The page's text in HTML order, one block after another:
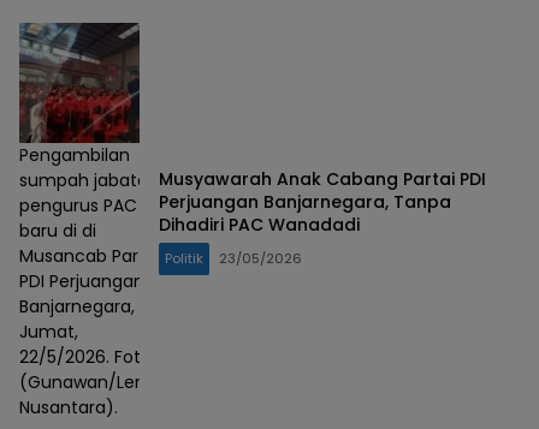
Pengambilan
sumpah jabatan
pengurus PAC
baru di di
Musancab Partai
PDI Perjuangan
Banjarnegara,
Jumat,
22/5/2026. Foto :
(Gunawan/Lensa
Nusantara).
Musyawarah Anak Cabang Partai PDI
Perjuangan Banjarnegara, Tanpa
Dihadiri PAC Wanadadi
Politik 23/05/2026